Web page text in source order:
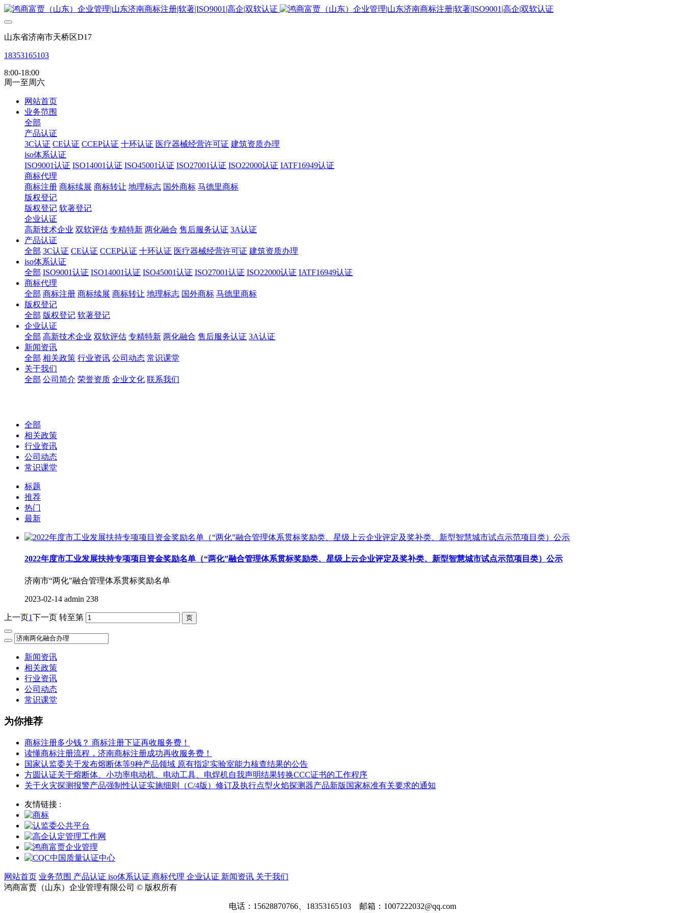
山东省济南市天桥区D17
18353165103
8:00-18:00
周一至周六
网站首页
业务范围
全部
产品认证
3C认证 CE认证 CCEP认证 十环认证 医疗器械经营许可证 建筑资质办理
iso体系认证
ISO9001认证 ISO14001认证 ISO45001认证 ISO27001认证 ISO22000认证 IATF16949认证
商标代理
商标注册 商标续展 商标转让 地理标志 国外商标 马德里商标
版权登记
版权登记 软著登记
企业认证
高新技术企业 双软评估 专精特新 两化融合 售后服务认证 3A认证
产品认证
全部 3C认证 CE认证 CCEP认证 十环认证 医疗器械经营许可证 建筑资质办理
iso体系认证
全部 ISO9001认证 ISO14001认证 ISO45001认证 ISO27001认证 ISO22000认证 IATF16949认证
商标代理
全部 商标注册 商标续展 商标转让 地理标志 国外商标 马德里商标
版权登记
全部 版权登记 软著登记
企业认证
全部 高新技术企业 双软评估 专精特新 两化融合 售后服务认证 3A认证
新闻资讯
全部 相关政策 行业资讯 公司动态 常识课堂
关于我们
全部 公司简介 荣誉资质 企业文化 联系我们
全部
相关政策
行业资讯
公司动态
常识课堂
标题
推荐
热门
最新
2022年度市工业发展扶持专项项目资金奖励名单（“两化”融合管理体系贯标奖励类、星级上云企业评定及奖补类、新型智慧城市试点示范项目类）公示
济南市“两化”融合管理体系贯标奖励名单
2023-02-14 admin 238
上一页1下一页 转至第
新闻资讯
相关政策
行业资讯
公司动态
常识课堂
为你推荐
商标注册多少钱？ 商标注册下证再收服务费！
读懂商标注册流程，济南商标注册成功再收服务费！
国家认监委关于发布熔断体等9种产品领域 原有指定实验室能力核查结果的公告
方圆认证关于熔断体、小功率电动机、电动工具、电焊机自我声明结果转换CCC证书的工作程序
关于火灾探测报警产品强制性认证实施细则（C/4版）修订及执行点型火焰探测器产品新版国家标准有关要求的通知
友情链接 :
网站首页 业务范围 产品认证 iso体系认证 商标代理 企业认证 新闻资讯 关于我们
鸿商富贾（山东）企业管理有限公司 © 版权所有
电话：15628870766、18353165103 邮箱：1007222032@qq.com